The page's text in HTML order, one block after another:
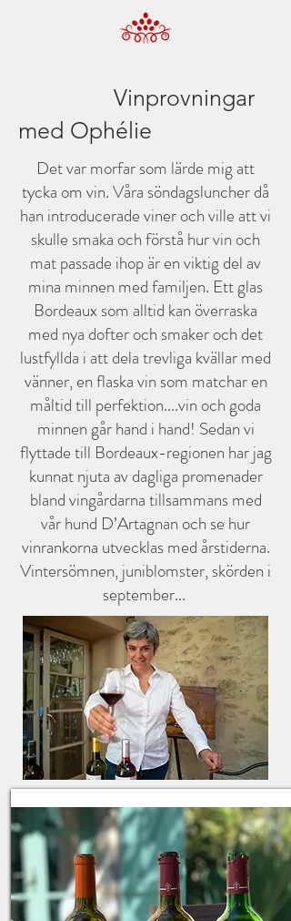
Vinprovningar
med Ophélie
Det var morfar som lärde mig att
tycka om vin. Våra söndagsluncher då
han introducerade viner och ville att vi
skulle smaka och förstå hur vin och
mat passade ihop är en viktig del av
mina minnen med familjen. Ett glas
Bordeaux som alltid kan överraska
med nya dofter och smaker och det
lustfyllda i att dela trevliga kvällar med
vänner, en flaska vin som matchar en
måltid till perfektion....vin och goda
minnen går hand i hand! Sedan vi
flyttade till Bordeaux-regionen har jag
kunnat njuta av dagliga promenader
bland vingårdarna tillsammans med
vår hund D’Artagnan och se hur
vinrankorna utvecklas med årstiderna.
Vintersömnen, juniblomster, skörden i
september...